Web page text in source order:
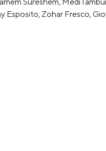
Zohar Fresco,